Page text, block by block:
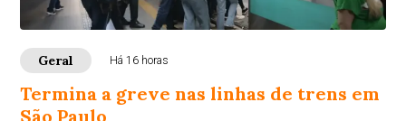
Geral Há 16 horas
Termina a greve nas linhas de trens em
São Paulo